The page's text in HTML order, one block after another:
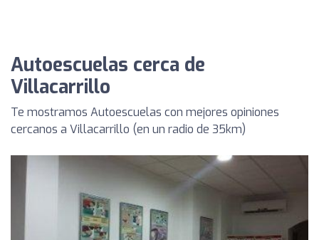
Autoescuelas cerca de
Villacarrillo
Te mostramos Autoescuelas con mejores opiniones
cercanos a Villacarrillo (en un radio de 35km)